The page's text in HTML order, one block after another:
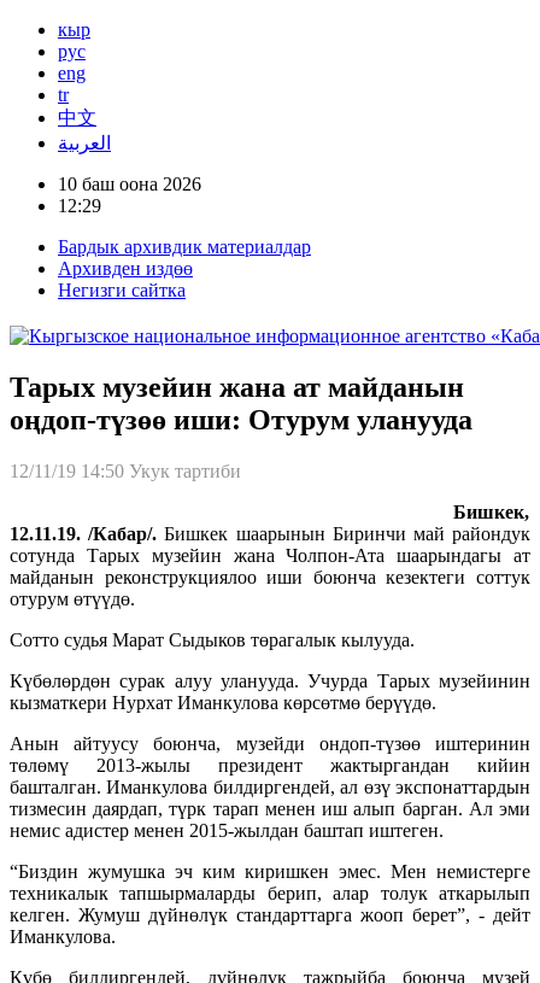
кыр
рус
eng
tr
中文
العربية
10 баш оона 2026
12:29
Бардык архивдик материалдар
Архивден издөө
Негизги сайтка
Тарых музейин жана ат майданын
оңдоп-түзөө иши: Отурум уланууда
12/11/19 14:50 Укук тартиби
Бишкек,
12.11.19. /Кабар/. Бишкек шаарынын Биринчи май райондук
сотунда Тарых музейин жана Чолпон-Ата шаарындагы ат
майданын реконструкциялоо иши боюнча кезектеги соттук
отурум өтүүдө.
Сотто судья Марат Сыдыков төрагалык кылууда.
Күбөлөрдөн сурак алуу уланууда. Учурда Тарых музейинин
кызматкери Нурхат Иманкулова көрсөтмө берүүдө.
Анын айтуусу боюнча, музейди ондоп-түзөө иштеринин
төлөмү 2013-жылы президент жактыргандан кийин
башталган. Иманкулова билдиргендей, ал өзү экспонаттардын
тизмесин даярдап, түрк тарап менен иш алып барган. Ал эми
немис адистер менен 2015-жылдан баштап иштеген.
“Биздин жумушка эч ким киришкен эмес. Мен немистерге
техникалык тапшырмаларды берип, алар толук аткарылып
келген. Жумуш дүйнөлүк стандарттарга жооп берет”, - дейт
Иманкулова.
Күбө билдиргендей, дүйнөлүк тажрыйба боюнча музей